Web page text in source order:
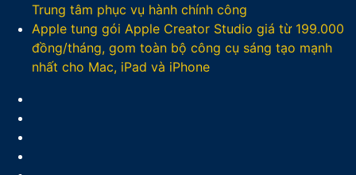
Trung tâm phục vụ hành chính công
Apple tung gói Apple Creator Studio giá từ 199.000
đồng/tháng, gom toàn bộ công cụ sáng tạo mạnh
nhất cho Mac, iPad và iPhone